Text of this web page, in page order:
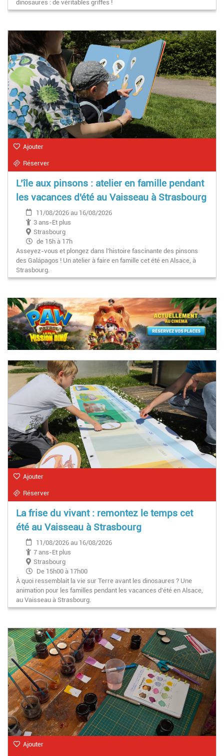
dinosaures : de véritables griffes !
Ajouter
Réserver
L’île aux pinsons : atelier en famille pendant
les vacances d'été au Vaisseau à Strasbourg
11/08/2026 au 16/08/2026
3 ans-Et plus
Strasbourg
de 15h à 17h
Asseyez-vous et plongez dans l’histoire fascinante des pinsons
des Galápagos ! Un atelier à faire en famille cet été en Alsace, à
Strasbourg.
Ajouter
Réserver
La frise du vivant : remontez le temps cet
été au Vaisseau à Strasbourg
11/08/2026 au 16/08/2026
7 ans-Et plus
Strasbourg
De 15h00 à 17h00
À quoi ressemblait la vie sur Terre avant les dinosaures ? Une
animation pour les familles pendant les vacances d'été en Alsace,
au Vaisseau à Strasbourg.
Ajouter